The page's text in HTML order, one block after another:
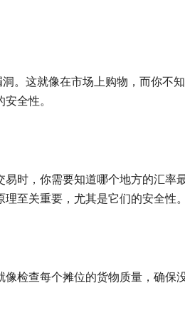
。这就像在市场上购物，而你不
全性。
时，你需要知道哪个地方的汇率
至关重要，尤其是它们的安全性。
检查每个摊位的货物质量，确保